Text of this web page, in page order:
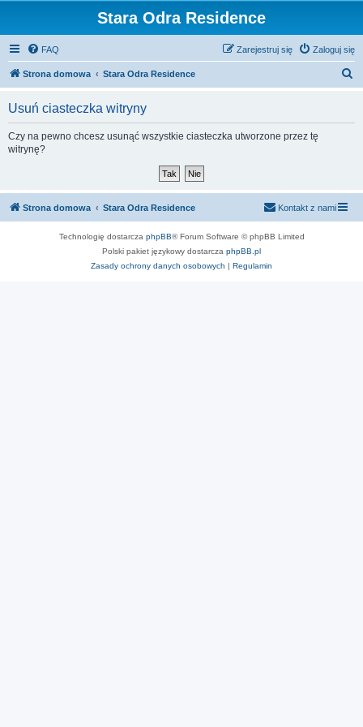
Stara Odra Residence
FAQ Zaloguj się
Zarejestruj się
Strona domowa Stara Odra Residence
Usuń ciasteczka witryny
Czy na pewno chcesz usunąć wszystkie ciasteczka utworzone przez tę
witrynę?
Strona domowa Stara Odra Residence Kontakt z nami
Technologię dostarcza phpBB® Forum Software © phpBB Limited
Polski pakiet językowy dostarcza phpBB.pl
Zasady ochrony danych osobowych | Regulamin